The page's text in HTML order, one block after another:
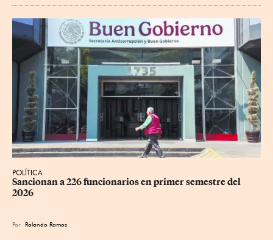
POLÍTICA
Sancionan a 226 funcionarios en primer semestre del
2026
Por Rolando Ramos